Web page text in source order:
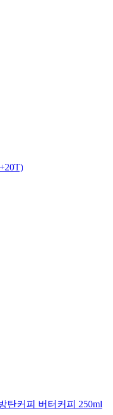
탄커피 버터커피 250ml